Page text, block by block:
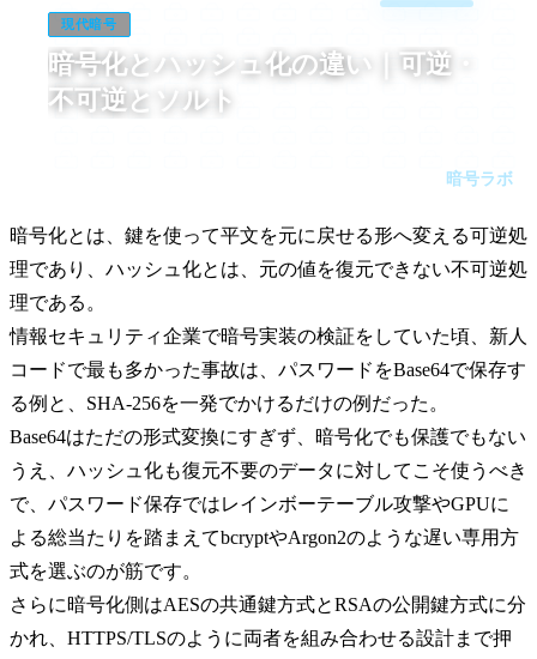
現代暗号
暗号化とハッシュ化の違い｜可逆・
不可逆とソルト
ある。情報セキュリティ企業で暗号実装の検証をしていた頃、
する例と、SHA-256を一発でかけるだけの例だった。
暗号ラボ
暗号化とは、鍵を使って平文を元に戻せる形へ変える可逆処
理であり、ハッシュ化とは、元の値を復元できない不可逆処
理である。
情報セキュリティ企業で暗号実装の検証をしていた頃、新人
コードで最も多かった事故は、パスワードをBase64で保存す
る例と、SHA-256を一発でかけるだけの例だった。
Base64はただの形式変換にすぎず、暗号化でも保護でもない
うえ、ハッシュ化も復元不要のデータに対してこそ使うべき
で、パスワード保存ではレインボーテーブル攻撃やGPUに
よる総当たりを踏まえてbcryptやArgon2のような遅い専用方
式を選ぶのが筋です。
さらに暗号化側はAESの共通鍵方式とRSAの公開鍵方式に分
かれ、HTTPS/TLSのように両者を組み合わせる設計まで押